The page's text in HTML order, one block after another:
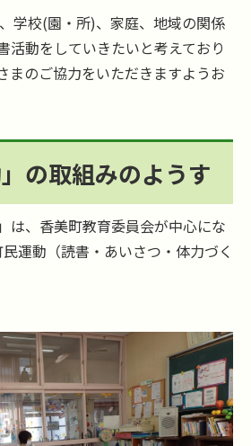
学校(園・所)、家庭、地域の関係
活動をしていきたいと考えており
まのご協力をいただきますようお
」の取組みのようす
は、香美町教育委員会が中心にな
運動（読書・あいさつ・体力づく